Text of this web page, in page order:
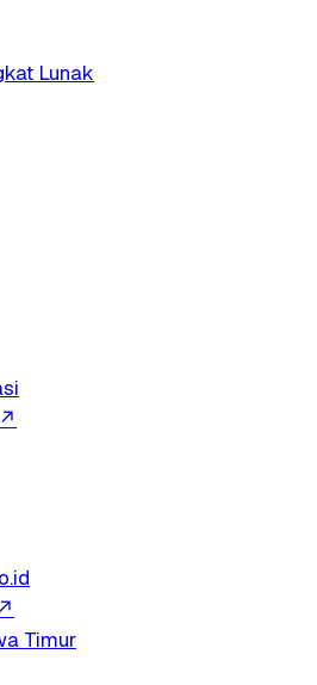
Lunak
↗
↗
Timur